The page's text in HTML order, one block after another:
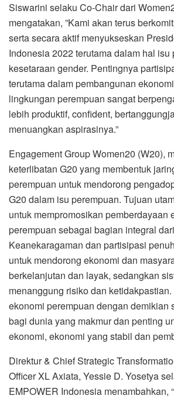
Siswarini selaku Co-Chair dari
mengatakan, ”Kami akan terus
serta secara aktif menyukseskan
Indonesia 2022 terutama dalam hal isu
kesetaraan gender. Pentingnya
terutama dalam pembangunan
lingkungan perempuan sangat
lebih produktif, confident,
menuangkan aspirasinya.”
Engagement Group Women20 (W20),
keterlibatan G20 yang membentuk
perempuan untuk mendorong
G20 dalam isu perempuan. Tujuan
untuk mempromosikan pemberdayaan
perempuan sebagai bagian integral
Keanekaragaman dan partisipasi
untuk mendorong ekonomi dan
berkelanjutan dan layak, sedangkan
menanggung risiko dan
ekonomi perempuan dengan demikian
bagi dunia yang makmur dan penting
ekonomi, ekonomi yang stabil dan
Direktur & Chief Strategic
Officer XL Axiata, Yessie D. Yosetya
EMPOWER Indonesia menambahkan,